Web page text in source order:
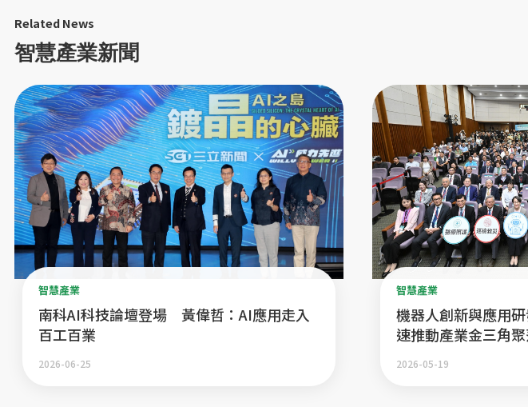
Related News
智慧產業新聞
南科AI科技論壇登場 黃偉哲：AI應用走入
百工百業
智慧產業
2026-06-25
機器人創新與應用
速推動產業金三角
智慧產業
2026-05-19